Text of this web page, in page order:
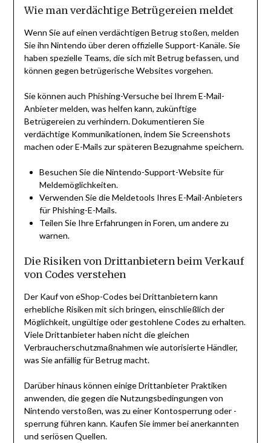
Wie man verdächtige Betrügereien meldet
Wenn Sie auf einen verdächtigen Betrug stoßen, melden
Sie ihn Nintendo über deren offizielle Support-Kanäle. Sie
haben spezielle Teams, die sich mit Betrug befassen, und
können gegen betrügerische Websites vorgehen.
Sie können auch Phishing-Versuche bei Ihrem E-Mail-
Anbieter melden, was helfen kann, zukünftige
Betrügereien zu verhindern. Dokumentieren Sie
verdächtige Kommunikationen, indem Sie Screenshots
machen oder E-Mails zur späteren Bezugnahme speichern.
Besuchen Sie die Nintendo-Support-Website für
Meldemöglichkeiten.
Verwenden Sie die Meldetools Ihres E-Mail-Anbieters
für Phishing-E-Mails.
Teilen Sie Ihre Erfahrungen in Foren, um andere zu
warnen.
Die Risiken von Drittanbietern beim Verkauf
von Codes verstehen
Der Kauf von eShop-Codes bei Drittanbietern kann
erhebliche Risiken mit sich bringen, einschließlich der
Möglichkeit, ungültige oder gestohlene Codes zu erhalten.
Viele Drittanbieter haben nicht die gleichen
Verbraucherschutzmaßnahmen wie autorisierte Händler,
was Sie anfällig für Betrug macht.
Darüber hinaus können einige Drittanbieter Praktiken
anwenden, die gegen die Nutzungsbedingungen von
Nintendo verstoßen, was zu einer Kontosperrung oder -
sperrung führen kann. Kaufen Sie immer bei anerkannten
und seriösen Quellen.